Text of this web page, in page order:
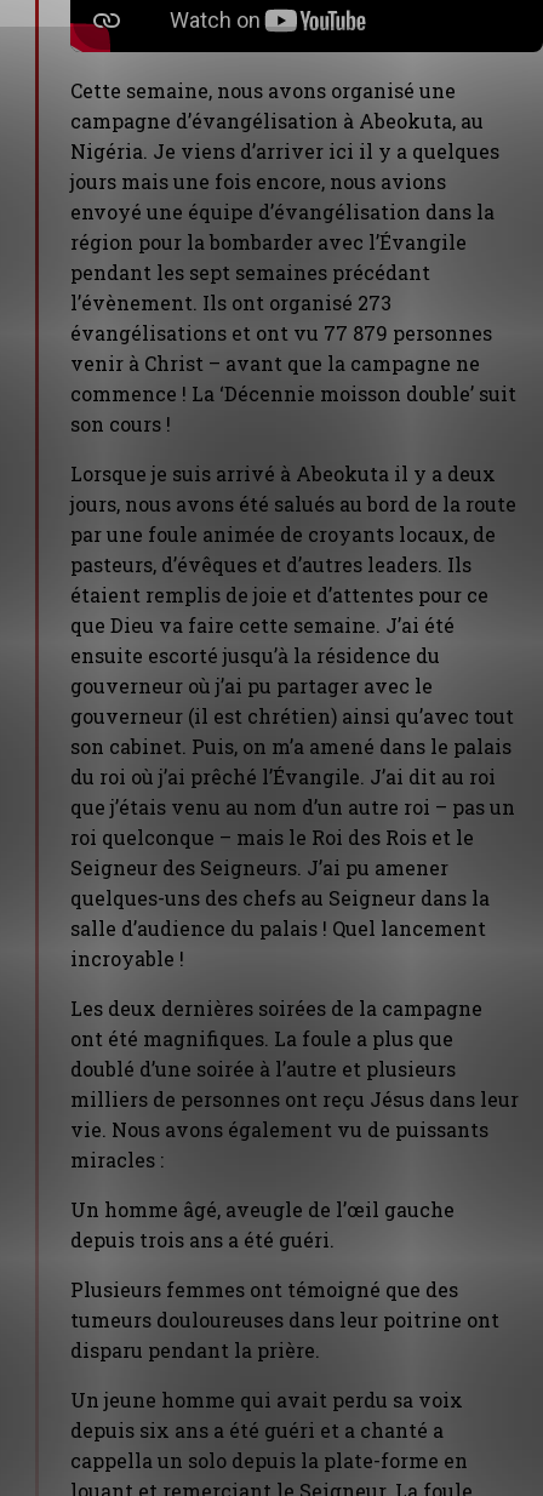
Cette semaine, nous avons organisé une
campagne d’évangélisation à Abeokuta, au
Nigéria. Je viens d’arriver ici il y a quelques
jours mais une fois encore, nous avions
envoyé une équipe d’évangélisation dans la
région pour la bombarder avec l’Évangile
pendant les sept semaines précédant
l’évènement. Ils ont organisé 273
évangélisations et ont vu 77 879 personnes
venir à Christ – avant que la campagne ne
commence ! La ‘Décennie moisson double’ suit
son cours !
Lorsque je suis arrivé à Abeokuta il y a deux
jours, nous avons été salués au bord de la route
par une foule animée de croyants locaux, de
pasteurs, d’évêques et d’autres leaders. Ils
étaient remplis de joie et d’attentes pour ce
que Dieu va faire cette semaine. J’ai été
ensuite escorté jusqu’à la résidence du
gouverneur où j’ai pu partager avec le
gouverneur (il est chrétien) ainsi qu’avec tout
son cabinet. Puis, on m’a amené dans le palais
du roi où j’ai prêché l’Évangile. J’ai dit au roi
que j’étais venu au nom d’un autre roi – pas un
roi quelconque – mais le Roi des Rois et le
Seigneur des Seigneurs. J’ai pu amener
quelques-uns des chefs au Seigneur dans la
salle d’audience du palais ! Quel lancement
incroyable !
Les deux dernières soirées de la campagne
ont été magnifiques. La foule a plus que
doublé d’une soirée à l’autre et plusieurs
milliers de personnes ont reçu Jésus dans leur
vie. Nous avons également vu de puissants
miracles :
Un homme âgé, aveugle de l’œil gauche
depuis trois ans a été guéri.
Plusieurs femmes ont témoigné que des
tumeurs douloureuses dans leur poitrine ont
disparu pendant la prière.
Un jeune homme qui avait perdu sa voix
depuis six ans a été guéri et a chanté a
cappella un solo depuis la plate-forme en